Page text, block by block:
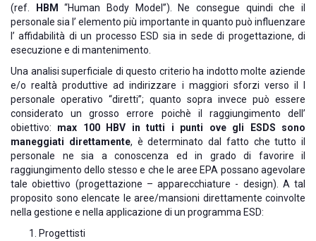
(ref.
HBM
“Human Body Model”). Ne consegue quindi che il
personale sia l’ elemento più importante in quanto può influenzare
l’ affidabilità di un processo ESD sia in sede di progettazione, di
esecuzione e di mantenimento.
Una analisi superficiale di questo criterio ha indotto molte aziende
e/o realtà produttive ad indirizzare i maggiori sforzi verso il l
personale operativo “diretti”; quanto sopra invece può essere
considerato un grosso errore poichè il raggiungimento dell’
obiettivo: max 100 HBV in tutti i punti ove gli ESDS sono
maneggiati direttamente, è determinato dal fatto che tutto il
personale ne sia a conoscenza ed in grado di favorire il
raggiungimento dello stesso e che le aree EPA possano agevolare
tale obiettivo (progettazione – apparecchiature - design). A tal
proposito sono elencate le aree/mansioni direttamente coinvolte
nella gestione e nella applicazione di un programma ESD:
Progettisti